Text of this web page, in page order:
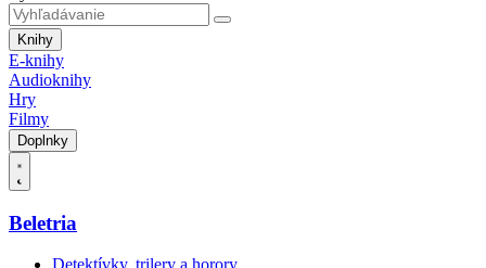
Knihy
E-knihy
Audioknihy
Hry
Filmy
Doplnky
Beletria